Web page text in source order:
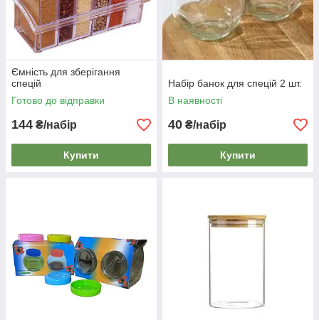
Ємність для зберігання
спецій
Готово до відправки
144 ₴/набір
Купити
Набір банок для спецій 2 шт.
В наявності
40 ₴/набір
Купити